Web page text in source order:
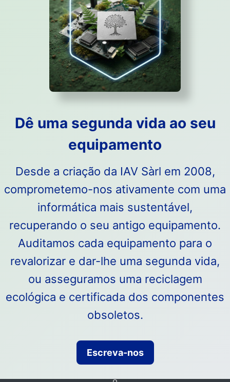
Dê uma segunda vida ao seu
equipamento
Desde a criação da IAV Sàrl em 2008,
comprometemo-nos ativamente com uma
informática mais sustentável,
recuperando o seu antigo equipamento.
Auditamos cada equipamento para o
revalorizar e dar-lhe uma segunda vida,
ou asseguramos uma reciclagem
ecológica e certificada dos componentes
obsoletos.
Escreva-nos